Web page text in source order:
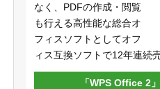
なく、PDFの作成・閲覧
も行える高性能な総合オ
フィスソフトとしてオフ
ィス互換ソフトで12年連続
「WPS Office 2